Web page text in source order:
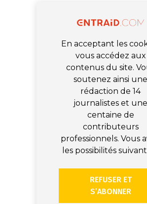
En acceptant les
vous accédez aux
contenus du site.
soutenez ainsi une
rédaction de 14
journalistes et une
centaine de
contributeurs
professionnels. Vous
les possibilités
REFUSER ET
S’ABONNER